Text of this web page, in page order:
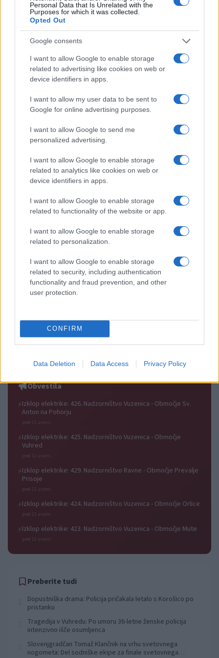
Personal Data that Is Unrelated with the
Purposes for which it was collected.
Opted Out
Google consents
I want to allow Google to enable storage
related to advertising like cookies on web or
device identifiers in apps.
I want to allow my user data to be sent to
Google for online advertising purposes.
I want to allow Google to send me
personalized advertising.
I want to allow Google to enable storage
related to analytics like cookies on web or
device identifiers in apps.
I want to allow Google to enable storage
related to functionality of the website or app.
I want to allow Google to enable storage
related to personalization.
I want to allow Google to enable storage
related to security, including authentication
functionality and fraud prevention, and other
user protection.
CONFIRM
Data Deletion Data Access Privacy Policy
Zaradi vremena se današnja
otvoritev Vuzeniških dni seli v
KUC Vuzenica
Freestyle navdušuje s poletno
prilagojenimi cenami koles
Od 11. avgusta popolna zapora
odštevanje do prvega servisa
začne
Plohe in nevihte bodo do
večera zajele večji del države
V Črni na Koroškem se začenja
jubilejni 70. Koroški turistični
teden s kar 70 dogodki
Koncert skupine Delta Riff na
Avgust v Kinu Kulturnega doma
premiere, napete zgodbe in
počitniški kino
Obvestila
⚡Izklop elektrike: 426. Nadzorništvo Vuzenica - Območje Sv.
Anton na Pohorju
pred 11 urami
⚡Izklop elektrike: 425. Nadzorništvo Vuzenica - Območje
Vuhred
pred 11 urami
⚡Izklop elektrike: 429. Nadzorništvo Ravne - Območje Prevalje
Prisoje
pred 11 urami
⚡Izklop elektrike: 424. Nadzorništvo Vuzenica - Območje Orlice
pred 11 urami
⚡Izklop elektrike: 423. Nadzorništvo Vuzenica - Območje Mute
pred 11 urami
Preberite tudi
Dopustniška drama: Policija pričakala letalo s Korošico po
pristanku
Tragedija v Vuhredu: Po umoru 36-letne ženske policija
intenzivno išče osumljenca
Slovenjgradčan Tomaž Klančnik na vrhu svetovnega
nogometa: Del sodniške ekipe za finale svetovnega